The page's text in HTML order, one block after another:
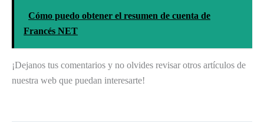
Cómo puedo obtener el resumen de cuenta de
Francés NET
¡Dejanos tus comentarios y no olvides revisar otros artículos de
nuestra web que puedan interesarte!